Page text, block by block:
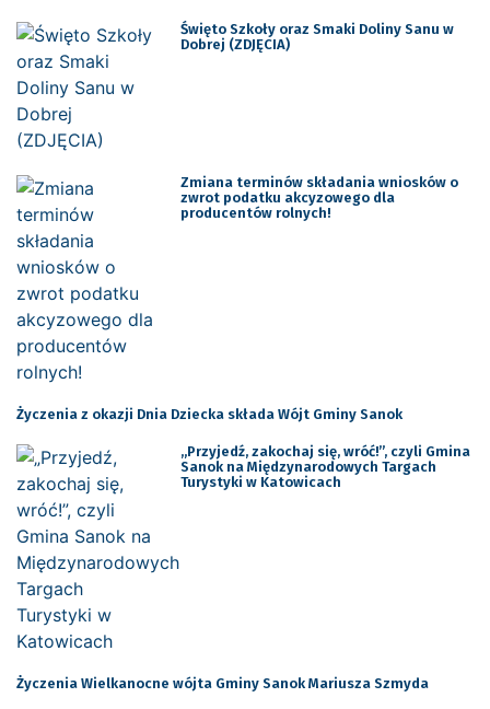
Święto Szkoły oraz Smaki Doliny Sanu w
Dobrej (ZDJĘCIA)
Zmiana terminów składania wniosków o
zwrot podatku akcyzowego dla
producentów rolnych!
Życzenia z okazji Dnia Dziecka składa Wójt Gminy Sanok
„Przyjedź, zakochaj się, wróć!”, czyli Gmina
Sanok na Międzynarodowych Targach
Turystyki w Katowicach
Życzenia Wielkanocne wójta Gminy Sanok Mariusza Szmyda